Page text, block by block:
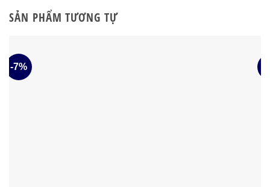
SẢN PHẨM TƯƠNG TỰ
-7%